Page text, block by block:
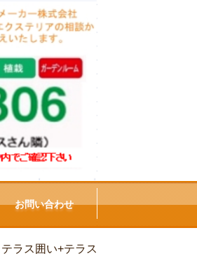
お問い合わせ
テラス囲い+テラス